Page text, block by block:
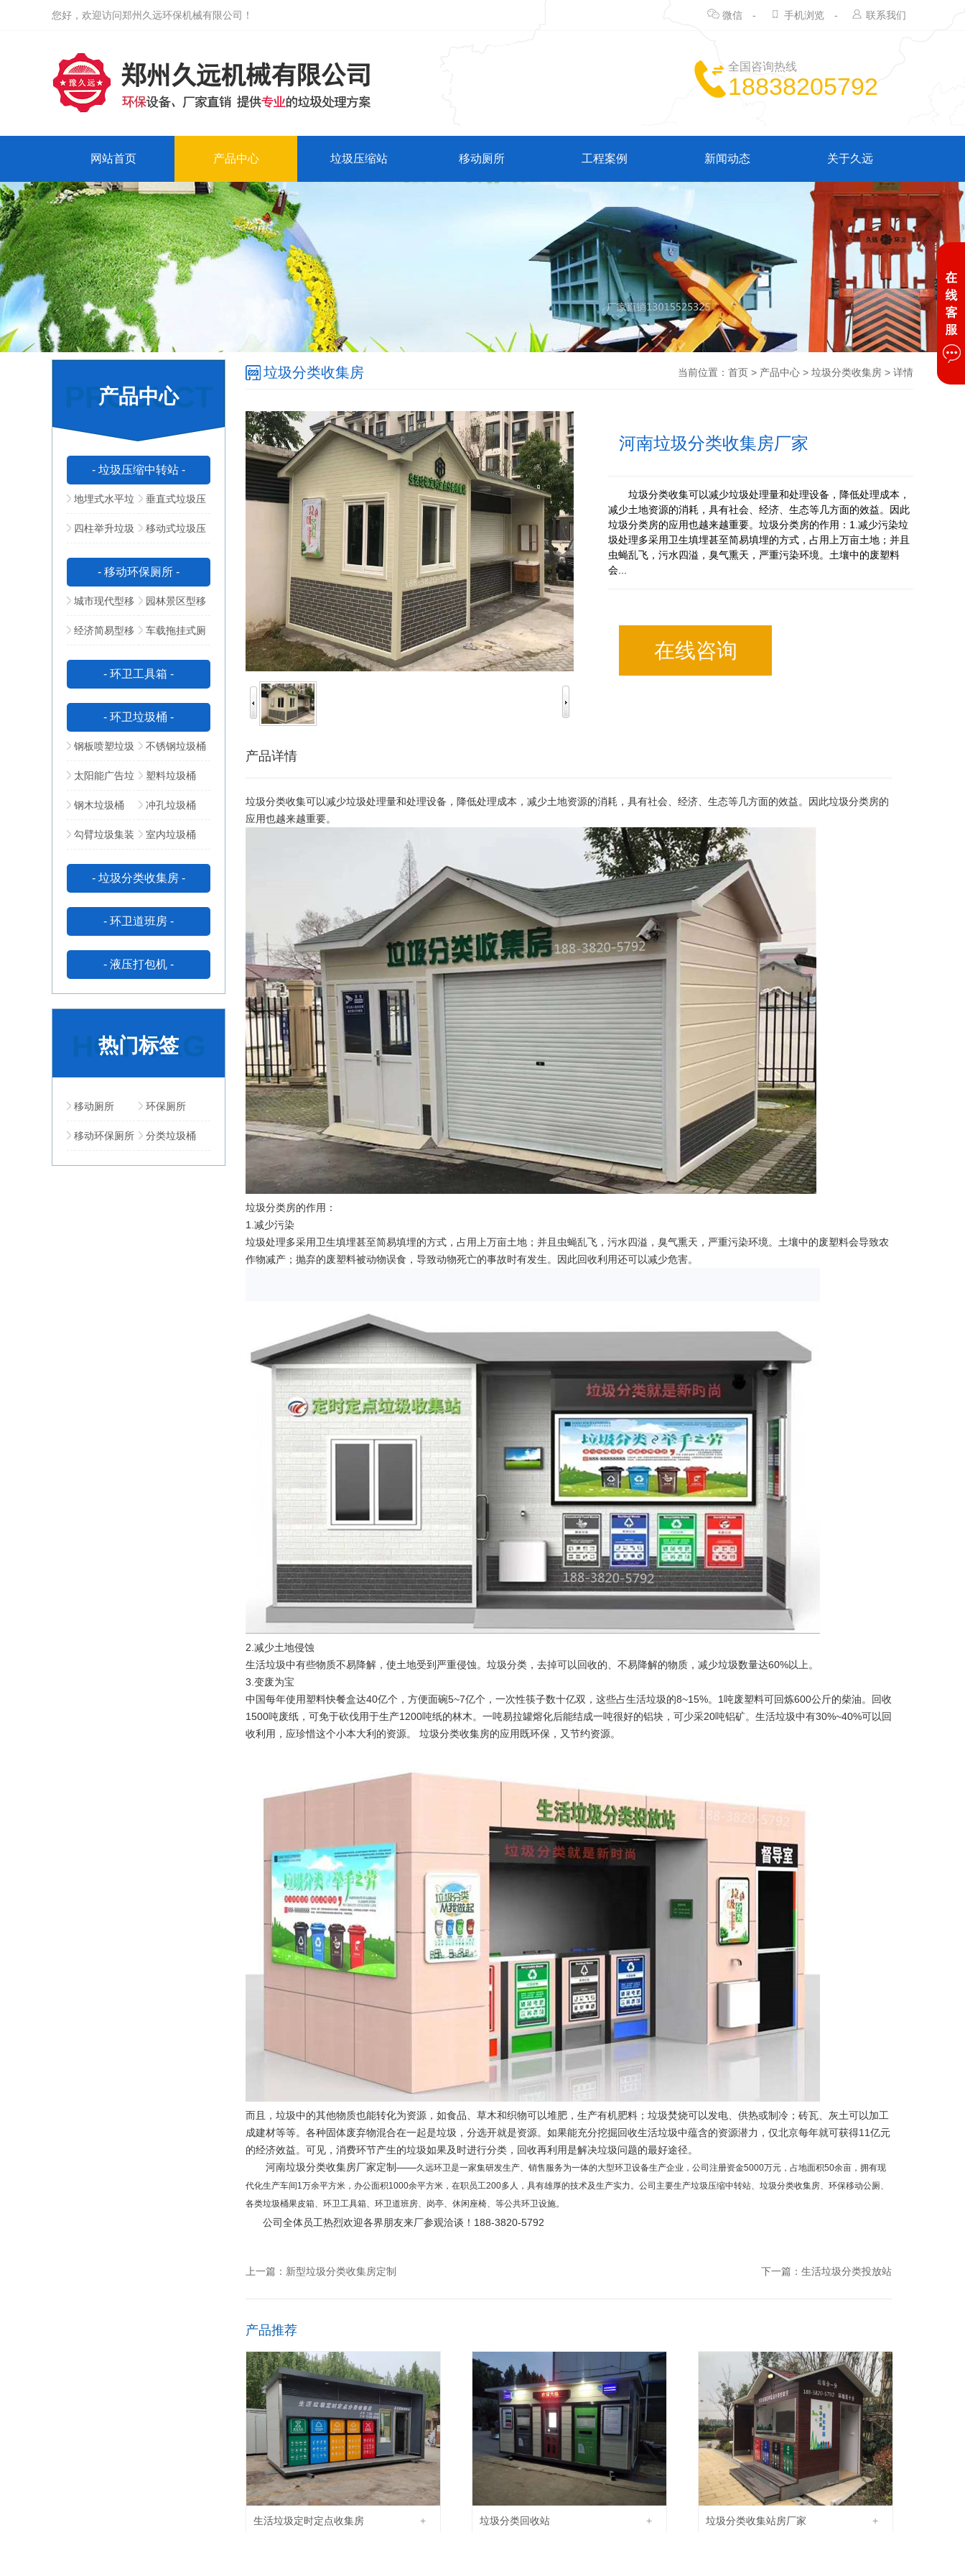
您好，欢迎访问郑州久远环保机械有限公司！ 微信 - 手机浏览 - 联系我们
全国咨询热线
18838205792
网站首页 产品中心 垃圾压缩站 移动厕所 工程案例 新闻动态 关于久远
PRODUCT
产品中心
- 垃圾压缩中转站 -
地埋式水平垃
圾压缩站
垂直式垃圾压
缩中转站
四柱举升垃圾
压缩站
移动式垃圾压
缩站
- 移动环保厕所 -
城市现代型移
动公厕
园林景区型移
动公厕
经济简易型移
动公厕
车载拖挂式厕
所
- 环卫工具箱 -
- 环卫垃圾桶 -
钢板喷塑垃圾
桶
不锈钢垃圾桶
太阳能广告垃
圾箱
塑料垃圾桶
钢木垃圾桶 冲孔垃圾桶
勾臂垃圾集装
箱
室内垃圾桶
- 垃圾分类收集房 -
- 环卫道班房 -
- 液压打包机 -
HOT TAG
热门标签
移动厕所 环保厕所
移动环保厕所 分类垃圾桶
垃圾分类收集房 当前位置： 首页 > 产品中心 > 垃圾分类收集房 > 详情
河南垃圾分类收集房厂家
垃圾分类收集可以减少垃圾处理量和处理设备，降低处理成本，
减少土地资源的消耗，具有社会、经济、生态等几方面的效益。因此
垃圾分类房的应用也越来越重要。垃圾分类房的作用：1.减少污染垃
圾处理多采用卫生填埋甚至简易填埋的方式，占用上万亩土地；并且
虫蝇乱飞，污水四溢，臭气熏天，严重污染环境。土壤中的废塑料
会...
在线咨询
产品详情
垃圾分类收集可以减少垃圾处理量和处理设备，降低处理成本，减少土地资源的消耗，具有社会、经济、生态等几方面的效益。因此垃圾分类房的
应用也越来越重要。
垃圾分类房的作用：
1.减少污染
垃圾处理多采用卫生填埋甚至简易填埋的方式，占用上万亩土地；并且虫蝇乱飞，污水四溢，臭气熏天，严重污染环境。土壤中的废塑料会导致农
作物减产；抛弃的废塑料被动物误食，导致动物死亡的事故时有发生。因此回收利用还可以减少危害。
2.减少土地侵蚀
生活垃圾中有些物质不易降解，使土地受到严重侵蚀。垃圾分类，去掉可以回收的、不易降解的物质，减少垃圾数量达60%以上。
3.变废为宝
中国每年使用塑料快餐盒达40亿个，方便面碗5~7亿个，一次性筷子数十亿双，这些占生活垃圾的8~15%。1吨废塑料可回炼600公斤的柴油。回收
1500吨废纸，可免于砍伐用于生产1200吨纸的林木。一吨易拉罐熔化后能结成一吨很好的铝块，可少采20吨铝矿。生活垃圾中有30%~40%可以回
收利用，应珍惜这个小本大利的资源。 垃圾分类收集房的应用既环保，又节约资源。
而且，垃圾中的其他物质也能转化为资源，如食品、草木和织物可以堆肥，生产有机肥料；垃圾焚烧可以发电、供热或制冷；砖瓦、灰土可以加工
成建材等等。各种固体废弃物混合在一起是垃圾，分选开就是资源。如果能充分挖掘回收生活垃圾中蕴含的资源潜力，仅北京每年就可获得11亿元
的经济效益。可见，消费环节产生的垃圾如果及时进行分类，回收再利用是解决垃圾问题的最好途径。
河南垃圾分类收集房厂家定制——久远环卫是一家集研发生产、销售服务为一体的大型环卫设备生产企业，公司注册资金5000万元，占地面积50余亩，拥有现
代化生产车间1万余平方米，办公面积1000余平方米，在职员工200多人，具有雄厚的技术及生产实力。公司主要生产垃圾压缩中转站、垃圾分类收集房、环保移动公厕、
各类垃圾桶果皮箱、环卫工具箱、环卫道班房、岗亭、休闲座椅、等公共环卫设施。
公司全体员工热烈欢迎各界朋友来厂参观洽谈！188-3820-5792
上一篇： 新型垃圾分类收集房定制 下一篇： 生活垃圾分类投放站
产品推荐
生活垃圾定时定点收集房 + 垃圾分类回收站 + 垃圾分类收集站房厂家 +